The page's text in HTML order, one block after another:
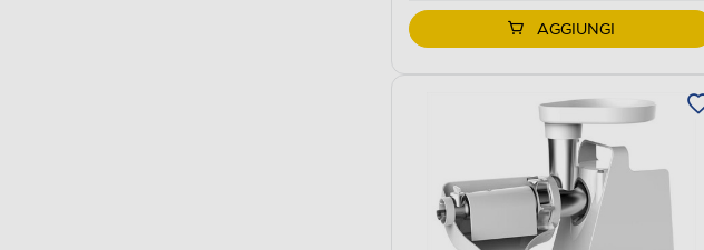
AGGIUNGI